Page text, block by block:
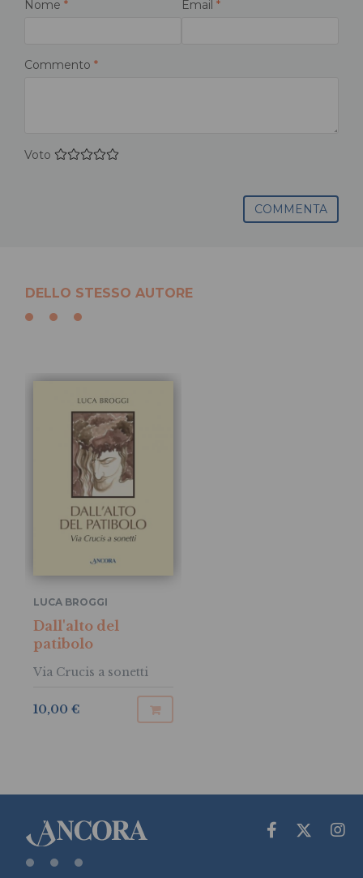
Nome * Email *
Commento *
Voto
COMMENTA
DELLO STESSO AUTORE
LUCA BROGGI
Dall'alto del
patibolo
Via Crucis a sonetti
10,00 €